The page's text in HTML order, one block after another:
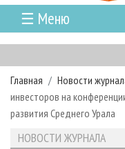
☰ Меню
ГЛАВНАЯ
РУБРИКИ И ТЕМЫ
РУБРИКИ ЖУРНАЛА
ЛЕСНОЕ ХОЗЯЙСТВО
ЛЕСОЗАГОТОВКА
НОВОСТИ
КАЛЕНДАРЬ СОБЫТИЙ
НОВОСТИ ЛПК
ПРОЕКТЫ ЛПИ
АНАЛИТИКА
АРХИВ
Главная Новости
инвесторов на
развития Среднего Урала
НОВОСТИ ЖУРНАЛА